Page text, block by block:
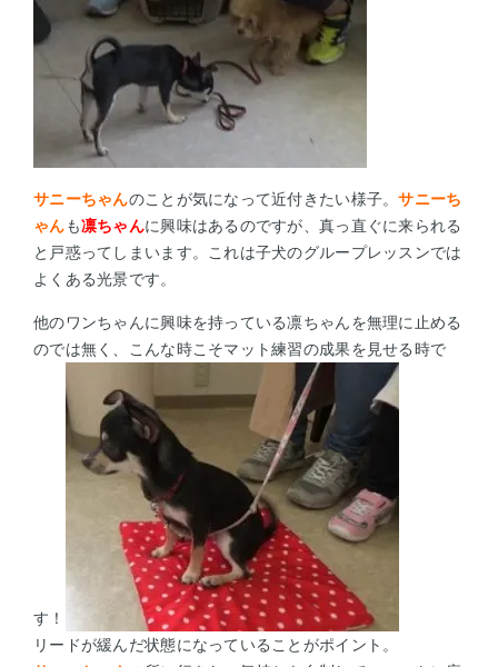
サニーちゃんのことが気になって近付きたい様子。サニーち
ゃんも凛ちゃんに興味はあるのですが、真っ直ぐに来られる
と戸惑ってしまいます。これは子犬のグループレッスンでは
よくある光景です。
他のワンちゃんに興味を持っている凛ちゃんを無理に止める
のでは無く、こんな時こそマット練習の成果を見せる時で
す！
リードが緩んだ状態になっていることがポイント。